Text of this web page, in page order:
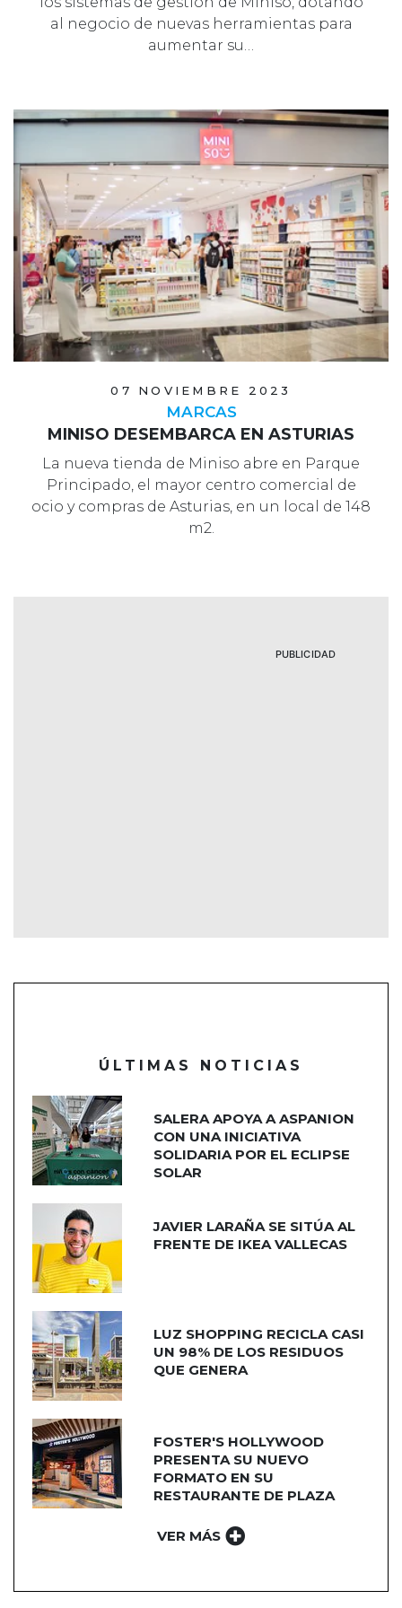
al negocio de nuevas herramientas para
aumentar su…
07 NOVIEMBRE 2023
MARCAS
MINISO DESEMBARCA EN ASTURIAS
La nueva tienda de Miniso abre en Parque
Principado, el mayor centro comercial de
ocio y compras de Asturias, en un local de 148
m2.
PUBLICIDAD
ÚLTIMAS NOTICIAS
SALERA APOYA A ASPANION
CON UNA INICIATIVA
SOLIDARIA POR EL ECLIPSE
SOLAR
JAVIER LARAÑA SE SITÚA AL
FRENTE DE IKEA VALLECAS
LUZ SHOPPING RECICLA CASI
UN 98% DE LOS RESIDUOS
QUE GENERA
FOSTER'S HOLLYWOOD
PRESENTA SU NUEVO
FORMATO EN SU
RESTAURANTE DE PLAZA
VER MÁS